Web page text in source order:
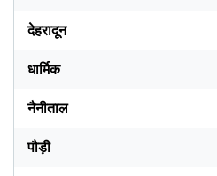
देहरादून
धार्मिक
नैनीताल
पौड़ी